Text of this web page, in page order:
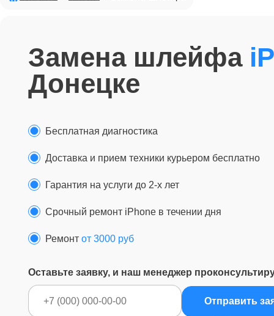
Замена шлейфа
Донецке
Бесплатная диагностика
Доставка и прием техники курьером бесплатно
Гарантия на услуги до 2-х лет
Срочный ремонт iPhone в течении дня
Ремонт от 3000 руб
Оставьте заявку, и наш менеджер